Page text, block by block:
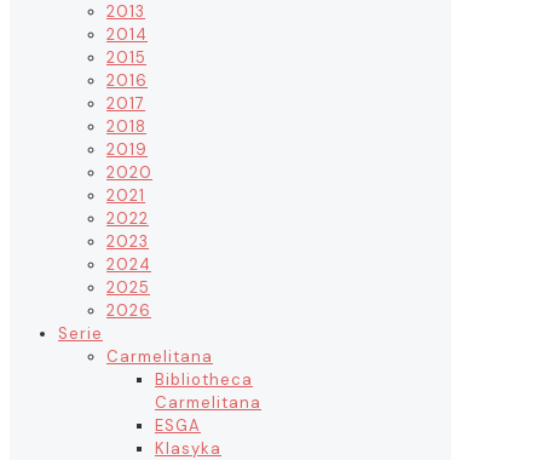
2013
2014
2015
2016
2017
2018
2019
2020
2021
2022
2023
2024
2025
2026
Serie
Carmelitana
Bibliotheca
Carmelitana
ESGA
Klasyka